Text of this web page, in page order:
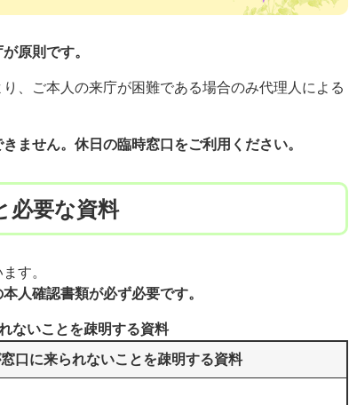
原則です。
、ご本人の来庁が困難である場合のみ代理人による
ません。休日の臨時窓口をご利用ください。
必要な資料
す。
人確認書類が必ず必要です。
ないことを疎明する資料
口に来られないことを疎明する資料